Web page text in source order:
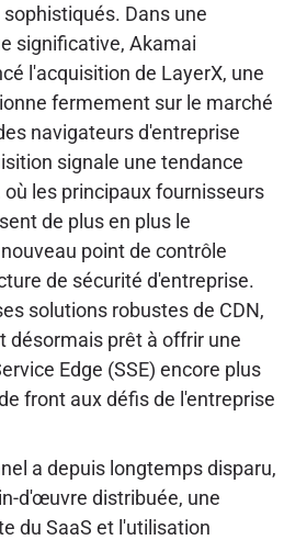
Dans une
significative, Akamai
l'acquisition de LayerX, une
fermement sur le marché
navigateurs d'entreprise
signale une tendance
les principaux fournisseurs
de plus en plus le
point de contrôle
de sécurité d'entreprise.
solutions robustes de CDN,
désormais prêt à offrir une
Edge (SSE) encore plus
front aux défis de l'entreprise
a depuis longtemps disparu,
d'œuvre distribuée, une
du SaaS et l'utilisation